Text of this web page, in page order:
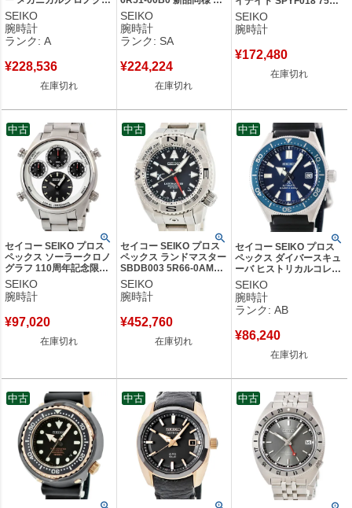
フ SBEC007 8R46-00A0
白 限定 メンズ 腕時計自
動巻き ホワイト 【中
古】中古美品
SEIKO
腕時計
ランク: A
¥228,536
在庫切れ
ックスブルー アイビール
ック メンズ 腕時計自動
巻き ブルー 【中古】新
品同様品
SEIKO
腕時計
ランク: SA
¥224,224
在庫切れ
7000 メーカーOH済 黒
回転ベゼル メンズ 腕時計
クオーツ ブラック 【中
SEIKO
腕時計
¥172,480
在庫切れ
セイコー SEIKO プロス
ペックス ソーラークロノ
グラフ 110周年記念限定
モデル SBER009 8A50-
00D0 シルバー メンズ 腕
時計クオーツ シルバー
SEIKO
腕時計
¥97,020
在庫切れ
中古
セイコー SEIKO プロス
ペックス ランドマスター
SBDB003 5R66-0AM0
スプリングドライブ デイ
ト GMT メンズ 腕時計自
動巻き ブラック 【中
SEIKO
腕時計
¥452,760
在庫切れ
中古
セイコー SEIKO プロス
ペックス ダイバースキュ
ーバ ヒストリカルコレク
ション SBDC053 6R15-
03W0 OH済 復刻 メンズ
腕時計自動巻き ネイビー
【中古】中古品
SEIKO
腕時計
ランク: AB
¥86,240
在庫切れ
中古
中古 中古 中古